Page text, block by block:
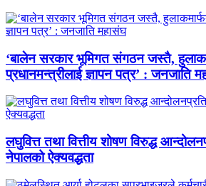
‘बालेन सरकार भूमिगत संगठन जस्तै,
प्रधानमन्त्रीलाई ज्ञापन पत्र’ : जनजाति
लघुवित्त तथा वित्तीय शोषण विरुद्ध
नेपालको ऐक्यवद्धता